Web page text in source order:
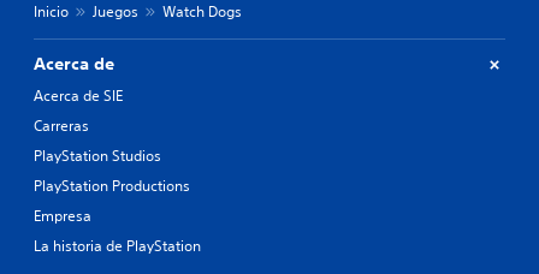
Inicio Juegos Watch Dogs
Acerca de
Acerca de SIE
Carreras
PlayStation Studios
PlayStation Productions
Empresa
La historia de PlayStation